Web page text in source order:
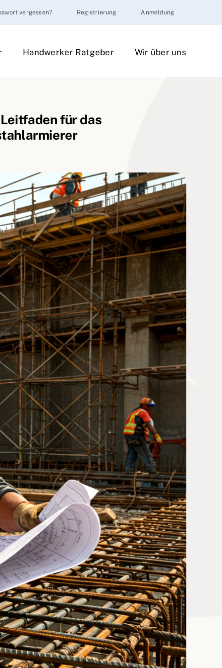
vergessen? Registrierung Anmeldung
Handwerker Ratgeber Wir über uns
für das